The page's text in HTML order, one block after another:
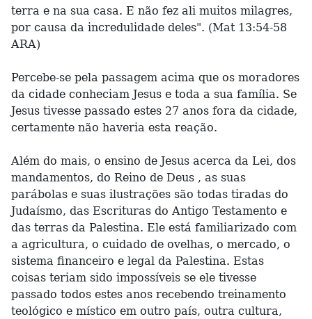
terra e na sua casa. E não fez ali muitos milagres,
por causa da incredulidade deles". (Mat 13:54-58
ARA)
Percebe-se pela passagem acima que os moradores
da cidade conheciam Jesus e toda a sua família. Se
Jesus tivesse passado estes 27 anos fora da cidade,
certamente não haveria esta reação.
Além do mais, o ensino de Jesus acerca da Lei, dos
mandamentos, do Reino de Deus , as suas
parábolas e suas ilustrações são todas tiradas do
Judaísmo, das Escrituras do Antigo Testamento e
das terras da Palestina. Ele está familiarizado com
a agricultura, o cuidado de ovelhas, o mercado, o
sistema financeiro e legal da Palestina. Estas
coisas teriam sido impossíveis se ele tivesse
passado todos estes anos recebendo treinamento
teológico e místico em outro país, outra cultura,